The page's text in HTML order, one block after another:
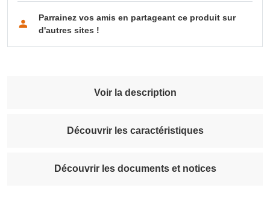
Parrainez vos amis en partageant ce produit sur
d'autres sites !
Voir la description
Découvrir les caractéristiques
Découvrir les documents et notices